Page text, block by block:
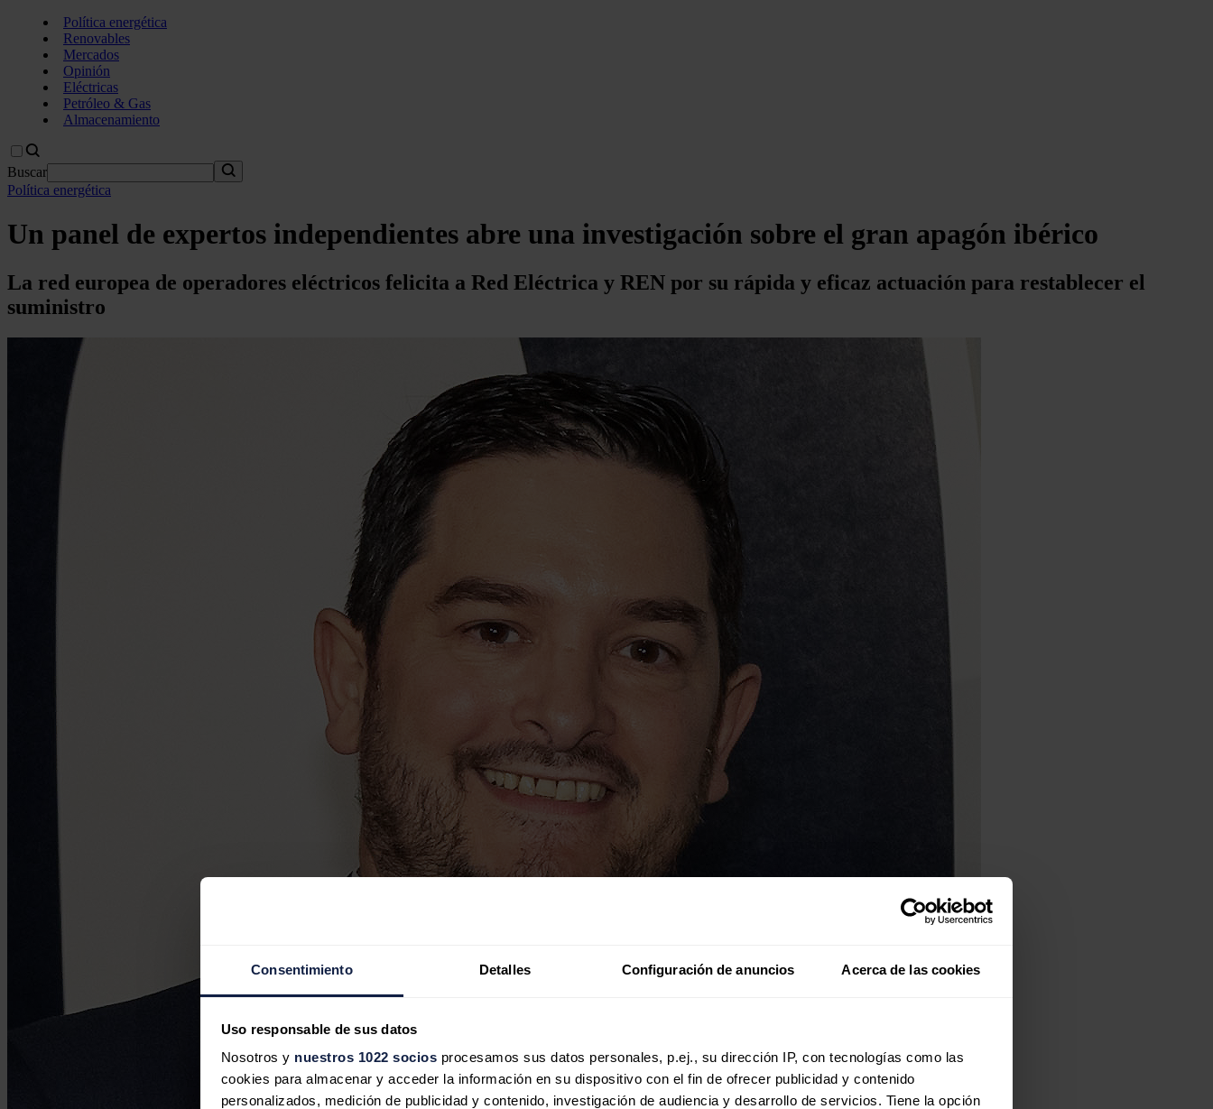
Consentimiento Detalles Configuración de anuncios Acerca de las cookies
Uso responsable de sus datos
Nosotros y nuestros 1022 socios procesamos sus datos personales, p.ej., su dirección IP, con tecnologías como las
cookies para almacenar y acceder la información en su dispositivo con el fin de ofrecer publicidad y contenido
personalizados, medición de publicidad y contenido, investigación de audiencia y desarrollo de servicios. Tiene la opción
Política energética
Renovables
Mercados
Opinión
Eléctricas
Petróleo & Gas
Almacenamiento
Buscar
Política energética
Un panel de expertos independientes abre una investigación sobre el gran apagón ibérico
La red europea de operadores eléctricos felicita a Red Eléctrica y REN por su rápida y eficaz actuación para restablecer el
suministro